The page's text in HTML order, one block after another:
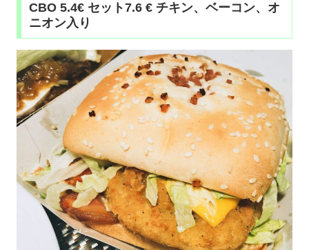
CBO 5.4€ セット7.6 € チキン、ベーコン、オ
ニオン入り